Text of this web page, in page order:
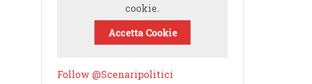
cookie.
Accetta Cookie
Follow @Scenaripolitici